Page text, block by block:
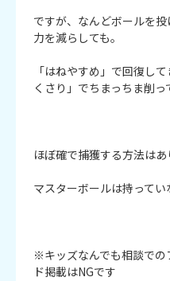
ですが、なんどボールを
力を減らしても。
「はねやすめ」で回復し
くさり」でちまっちま削っ
ほぼ確で捕獲する方法はあ
マスターボールは持ってい
※キッズなんでも相談での
ド掲載はNGです